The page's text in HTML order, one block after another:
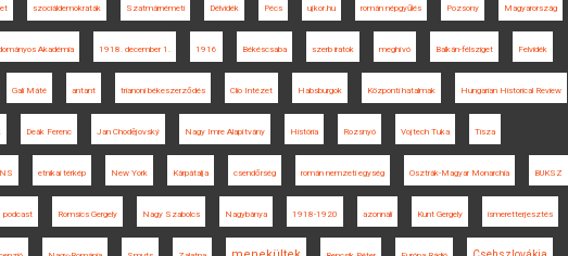
szociáldemokraták Szatmárnémeti Délvidék Pécs ujkor.hu román népgyűlés Pozsony Magyarország
Akadémia 1918. december 1. 1916 Békéscsaba szerb iratok meghívó Balkán-félsziget Felvidék
Gali Máté antant trianoni békeszerződés Clio Intézet Habsburgok Központi hatalmak Hungarian Historical Review
Deák Ferenc Jan Chodějovský Nagy Imre Alapítvány História Rozsnyó Vojtech Tuka Tisza
etnikai térkép New York Kárpátalja csendőrség román nemzeti egység Osztrák-Magyar Monarchia BUKSZ
podcast Romsics Gergely Nagy Szabolcs Nagybánya 1918-1920 azonnali Kunt Gergely ismeretterjesztés